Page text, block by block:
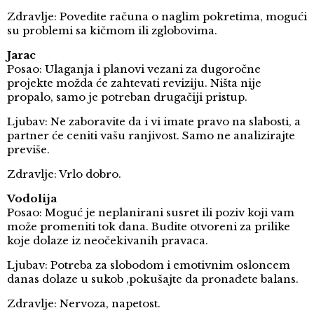
Zdravlje: Povedite računa o naglim pokretima, mogući
su problemi sa kičmom ili zglobovima.
Jarac
Posao: Ulaganja i planovi vezani za dugoročne
projekte možda će zahtevati reviziju. Ništa nije
propalo, samo je potreban drugačiji pristup.
Ljubav: Ne zaboravite da i vi imate pravo na slabosti, a
partner će ceniti vašu ranjivost. Samo ne analizirajte
previše.
Zdravlje: Vrlo dobro.
Vodolija
Posao: Moguć je neplanirani susret ili poziv koji vam
može promeniti tok dana. Budite otvoreni za prilike
koje dolaze iz neočekivanih pravaca.
Ljubav: Potreba za slobodom i emotivnim osloncem
danas dolaze u sukob ,pokušajte da pronađete balans.
Zdravlje: Nervoza, napetost.